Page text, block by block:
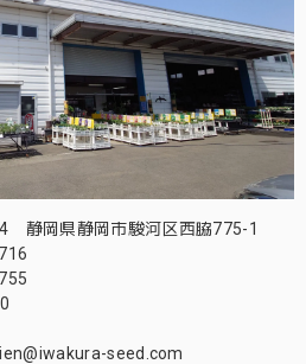
静岡県静岡市駿河区西脇775-1
seed.com